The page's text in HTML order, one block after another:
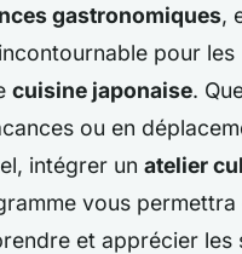
gastronomiques,
pour les
cuisine japonaise.
ou en
intégrer un atelier
vous permettra
et apprécier les